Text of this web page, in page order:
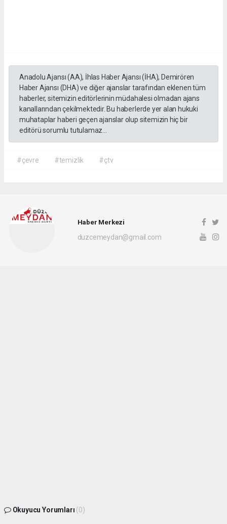
Anadolu Ajansı (AA), İhlas Haber Ajansı (İHA), Demirören
Haber Ajansı (DHA) ve diğer ajanslar tarafından eklenen tüm
haberler, sitemizin editörlerinin müdahalesi olmadan ajans
kanallarından çekilmektedir. Bu haberlerde yer alan hukuki
muhataplar haberi geçen ajanslar olup sitemizin hiç bir
editörü sorumlu tutulamaz...
#çevre #temizlik #çtv
Haber Merkezi
duzcemeydan@gmail.com
Okuyucu Yorumları (0)